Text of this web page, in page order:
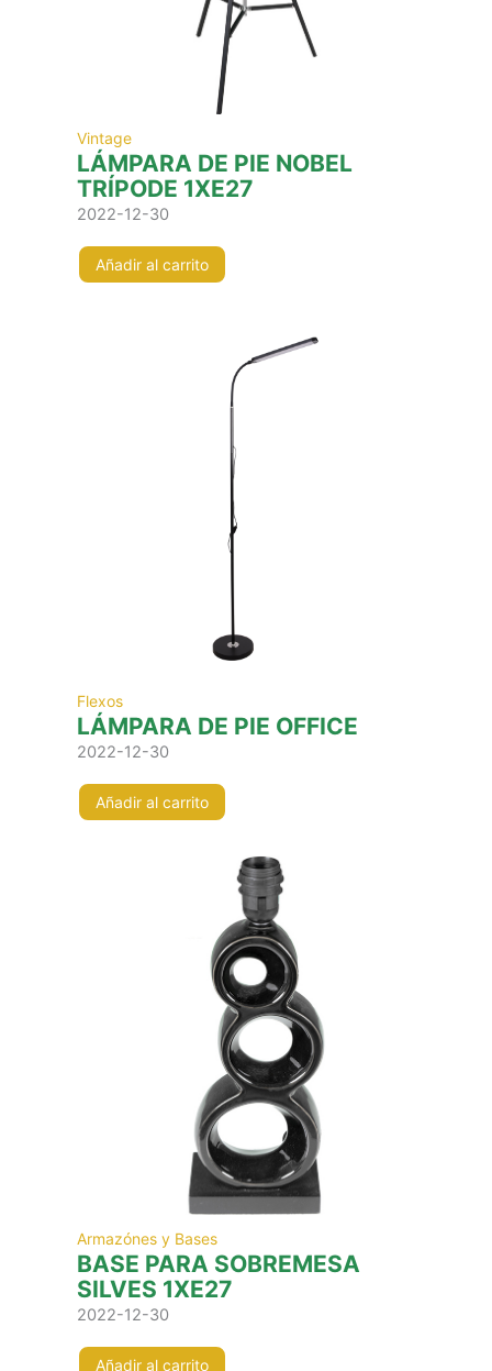
Vintage
LÁMPARA DE PIE NOBEL
TRÍPODE 1XE27
2022-12-30
Añadir al carrito
Flexos
LÁMPARA DE PIE OFFICE
2022-12-30
Añadir al carrito
Armazónes y Bases
BASE PARA SOBREMESA
SILVES 1XE27
2022-12-30
Añadir al carrito